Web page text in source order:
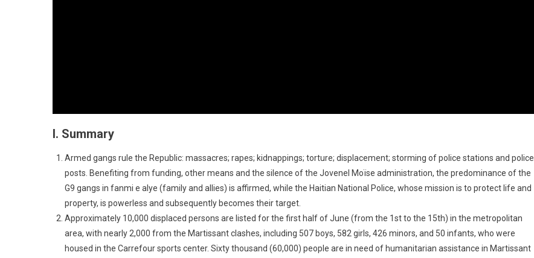
I. Summary
Armed gangs rule the Republic: massacres; rapes; kidnappings; torture; displacement; storming of police stations and police
posts. Benefiting from funding, other means and the silence of the Jovenel Moïse administration, the predominance of the
G9 gangs in fanmi e alye (family and allies) is affirmed, while the Haitian National Police, whose mission is to protect life and
property, is powerless and subsequently becomes their target.
Approximately 10,000 displaced persons are listed for the first half of June (from the 1st to the 15th) in the metropolitan
area, with nearly 2,000 from the Martissant clashes, including 507 boys, 582 girls, 426 minors, and 50 infants, who were
housed in the Carrefour sports center. Sixty thousand (60,000) people are in need of humanitarian assistance in Martissant